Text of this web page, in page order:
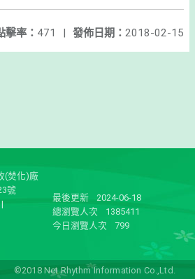
發佈日期： 2018-02-15
擊率： 471 |
(焚化)廠
號
|
最後更新
2024-06-18
總瀏覽人次
1385411
今日瀏覽人次
799
©2018 Net Rhythm Information Co.,Ltd.